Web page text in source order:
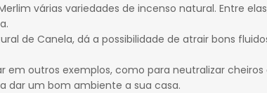
várias variedades de incenso natural. Entre
de Canela, dá a possibilidade de atrair bons
em outros exemplos, como para neutralizar
dar um bom ambiente a sua casa.